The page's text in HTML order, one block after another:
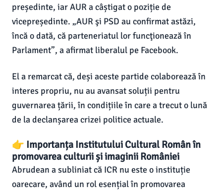
președinte, iar AUR a câștigat o poziție de
vicepreședinte. „AUR şi PSD au confirmat astăzi,
încă o dată, că parteneriatul lor funcţionează în
Parlament”, a afirmat liberalul pe Facebook.
El a remarcat că, deși aceste partide colaborează în
interes propriu, nu au avansat soluții pentru
guvernarea țării, în condițiile în care a trecut o lună
de la declanșarea crizei politice actuale.
👉 Importanța Institutului Cultural Român în
promovarea culturii și imaginii României
Abrudean a subliniat că ICR nu este o instituție
oarecare, având un rol esențial în promovarea